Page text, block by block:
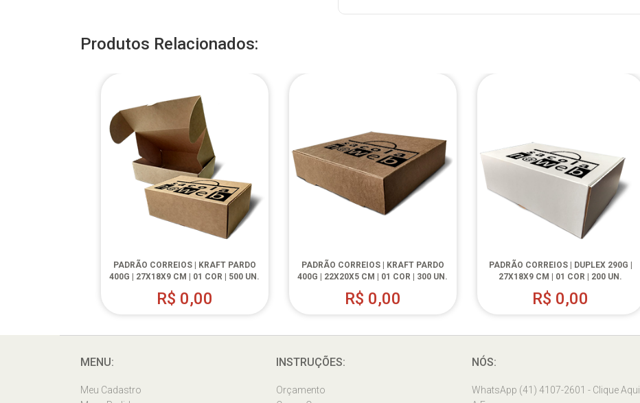
Produtos Relacionados:
PADRÃO CORREIOS | KRAFT PARDO
400G | 27X18X9 CM | 01 COR | 500 UN.
R$ 0,00
PADRÃO CORREIOS | KRAFT PARDO
400G | 22X20X5 CM | 01 COR | 300 UN.
R$ 0,00
PADRÃO CORREIOS | DUPLEX 290G |
27X18X9 CM | 01 COR | 200 UN.
R$ 0,00
MENU:
Meu Cadastro
INSTRUÇÕES:
Orçamento
NÓS:
WhatsApp (41) 4107-2601 - Clique Aqui